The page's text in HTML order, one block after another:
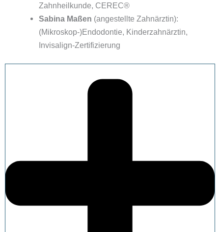
Zahnheilkunde, CEREC®
Sabina Maßen (angestellte Zahnärztin):
(Mikroskop-)Endodontie, Kinderzahnärztin,
Invisalign-Zertifizierung